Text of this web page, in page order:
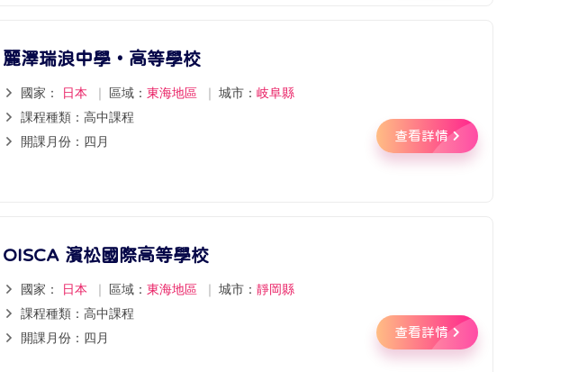
麗澤瑞浪中學・高等學校
國家： 日本 ｜ 區域： 東海地區 ｜ 城市： 岐阜縣
課程種類：高中課程
開課月份：四月
查看詳情
OISCA 濱松國際高等學校
國家： 日本 ｜ 區域： 東海地區 ｜ 城市： 靜岡縣
課程種類：高中課程
開課月份：四月
查看詳情